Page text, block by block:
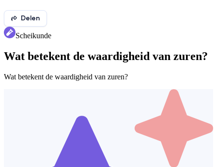
Delen
Scheikunde
Wat betekent de waardigheid van zuren?
Wat betekent de waardigheid van zuren?